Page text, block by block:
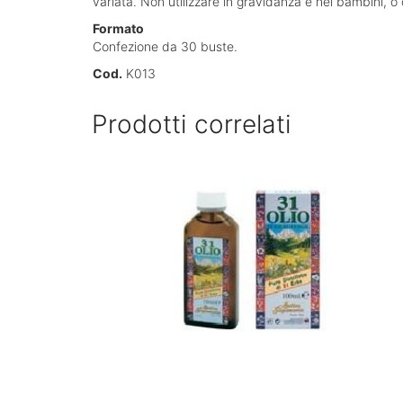
Formato
Confezione da 30 buste.
Cod. K013
Prodotti correlati